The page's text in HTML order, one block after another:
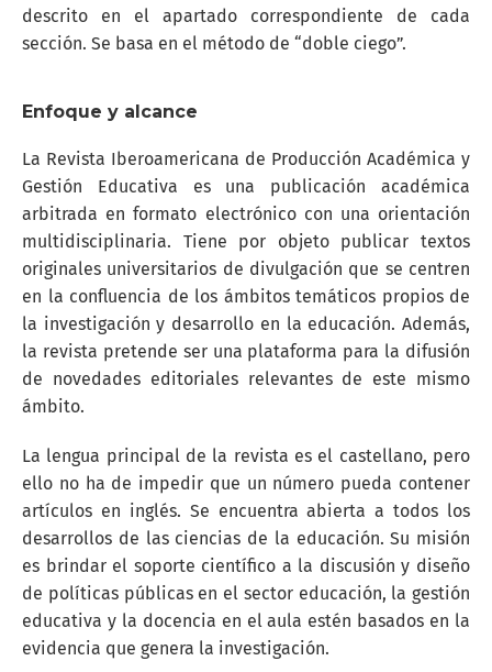
descrito en el apartado correspondiente de cada
sección. Se basa en el método de “doble ciego”.
Enfoque y alcance
La Revista Iberoamericana de Producción Académica y
Gestión Educativa es una publicación académica
arbitrada en formato electrónico con una orientación
multidisciplinaria. Tiene por objeto publicar textos
originales universitarios de divulgación que se centren
en la confluencia de los ámbitos temáticos propios de
la investigación y desarrollo en la educación. Además,
la revista pretende ser una plataforma para la difusión
de novedades editoriales relevantes de este mismo
ámbito.
La lengua principal de la revista es el castellano, pero
ello no ha de impedir que un número pueda contener
artículos en inglés. Se encuentra abierta a todos los
desarrollos de las ciencias de la educación. Su misión
es brindar el soporte científico a la discusión y diseño
de políticas públicas en el sector educación, la gestión
educativa y la docencia en el aula estén basados en la
evidencia que genera la investigación.